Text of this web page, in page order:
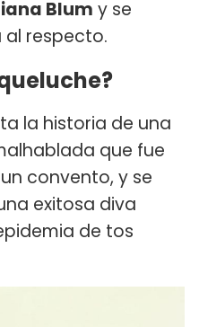
Blum y se
respecto.
la historia de una
que fue
convento, y se
exitosa diva
de tos